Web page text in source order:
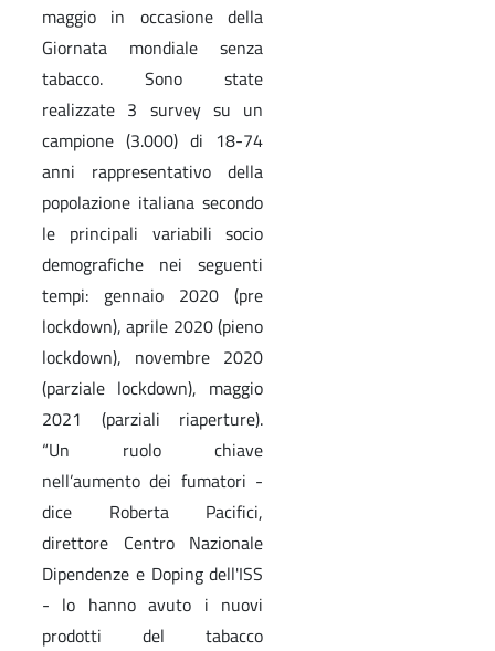
maggio in occasione della
Giornata mondiale senza
tabacco. Sono state
realizzate 3 survey su un
campione (3.000) di 18-74
anni rappresentativo della
popolazione italiana secondo
le principali variabili socio
demografiche nei seguenti
tempi: gennaio 2020 (pre
lockdown), aprile 2020 (pieno
lockdown), novembre 2020
(parziale lockdown), maggio
2021 (parziali riaperture).
“Un ruolo chiave
nell’aumento dei fumatori -
dice Roberta Pacifici,
direttore Centro Nazionale
Dipendenze e Doping dell'ISS
- lo hanno avuto i nuovi
prodotti del tabacco